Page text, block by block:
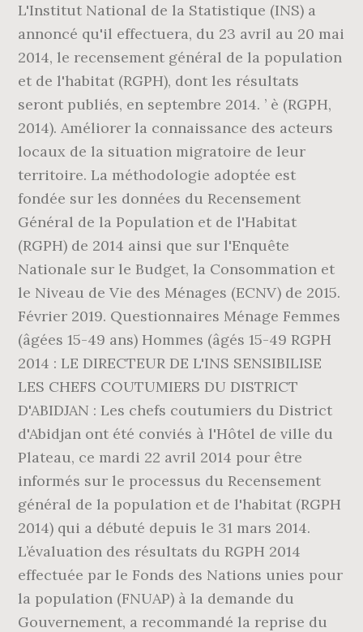
L'Institut National de la Statistique (INS) a
annoncé qu'il effectuera, du 23 avril au 20 mai
2014, le recensement général de la population
et de l'habitat (RGPH), dont les résultats
seront publiés, en septembre 2014. ’ è (RGPH,
2014). Améliorer la connaissance des acteurs
locaux de la situation migratoire de leur
territoire. La méthodologie adoptée est
fondée sur les données du Recensement
Général de la Population et de l'Habitat
(RGPH) de 2014 ainsi que sur l'Enquête
Nationale sur le Budget, la Consommation et
le Niveau de Vie des Ménages (ECNV) de 2015.
Février 2019. Questionnaires Ménage Femmes
(âgées 15-49 ans) Hommes (âgés 15-49 RGPH
2014 : LE DIRECTEUR DE L'INS SENSIBILISE
LES CHEFS COUTUMIERS DU DISTRICT
D'ABIDJAN : Les chefs coutumiers du District
d'Abidjan ont été conviés à l'Hôtel de ville du
Plateau, ce mardi 22 avril 2014 pour être
informés sur le processus du Recensement
général de la population et de l'habitat (RGPH
2014) qui a débuté depuis le 31 mars 2014.
L’évaluation des résultats du RGPH 2014
effectuée par le Fonds des Nations unies pour
la population (FNUAP) à la demande du
Gouvernement, a recommandé la reprise du